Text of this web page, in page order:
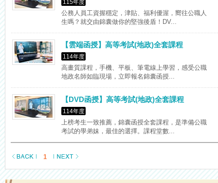
115年度
公務人員工資握穩定，津貼、福利優渥，嚮往公職人
生嗎？就交由錦囊做你的堅強後盾！DV...
【雲端函授】高等考試(地政)全套課程
114年度
高畫質課程，手機、平板、筆電線上學習，感受公職
地政名師如臨現場，立即報名錦囊函授...
【DVD函授】高等考試(地政)全套課程
114年度
上榜考生一致推薦，錦囊函授全套課程，是準備公職
考試的學弟妹，最佳的選擇。課程堂數...
1